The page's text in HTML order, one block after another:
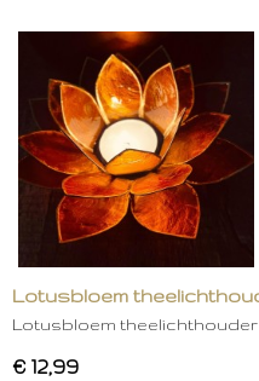
Lotusbloem
Lotusbloem
€ 12,99